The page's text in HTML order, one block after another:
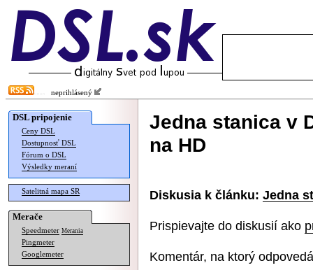
neprihlásený
DSL pripojenie
Ceny DSL
Dostupnosť DSL
Fórum o DSL
Výsledky meraní
Satelitná mapa SR
Merače
Speedmeter Merania
Pingmeter
Googlemeter
Jedna stanica v
na HD
Diskusia k článku: Jedna
Prispievajte do diskusií ako
Komentár, na ktorý